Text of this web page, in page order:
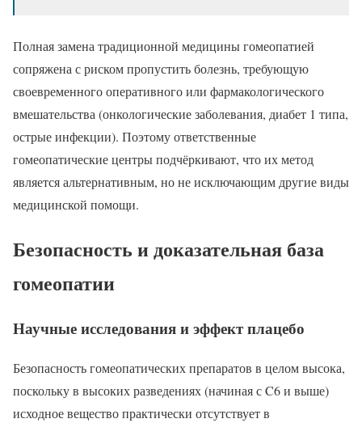
Полная замена традиционной медицины гомеопатией
сопряжена с риском пропустить болезнь, требующую
своевременного оперативного или фармакологического
вмешательства (онкологические заболевания, диабет 1 типа,
острые инфекции). Поэтому ответственные
гомеопатические центры подчёркивают, что их метод
является альтернативным, но не исключающим другие виды
медицинской помощи.
Безопасность и доказательная база
гомеопатии
Научные исследования и эффект плацебо
Безопасность гомеопатических препаратов в целом высока,
поскольку в высоких разведениях (начиная с C6 и выше)
исходное вещество практически отсутствует в